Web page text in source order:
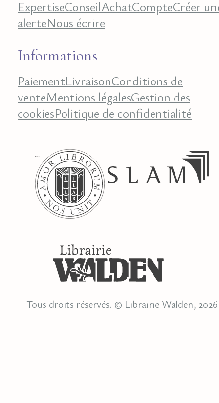
ExpertiseConseilAchatCompteCréer
alerteNous écrire
Informations
PaiementLivraisonConditions de
venteMentions légalesGestion des
cookiesPolitique de confidentialité
Tous droits réservés. © Librairie Walden,